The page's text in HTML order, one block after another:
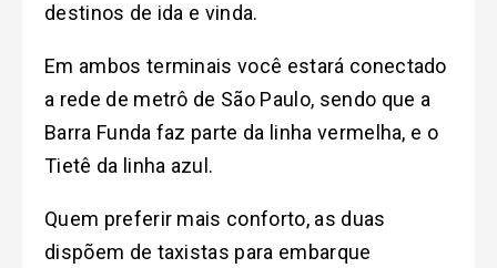
destinos de ida e vinda.
Em ambos terminais você estará conectado
a rede de metrô de São Paulo, sendo que a
Barra Funda faz parte da linha vermelha, e o
Tietê da linha azul.
Quem preferir mais conforto, as duas
dispõem de taxistas para embarque